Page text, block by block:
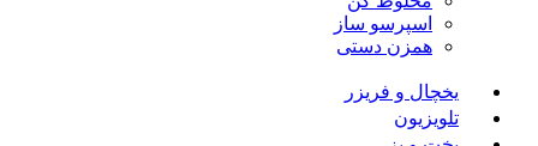
اسپرسو ساز
همزن دستی
یخچال و فریزر
تلویزیون